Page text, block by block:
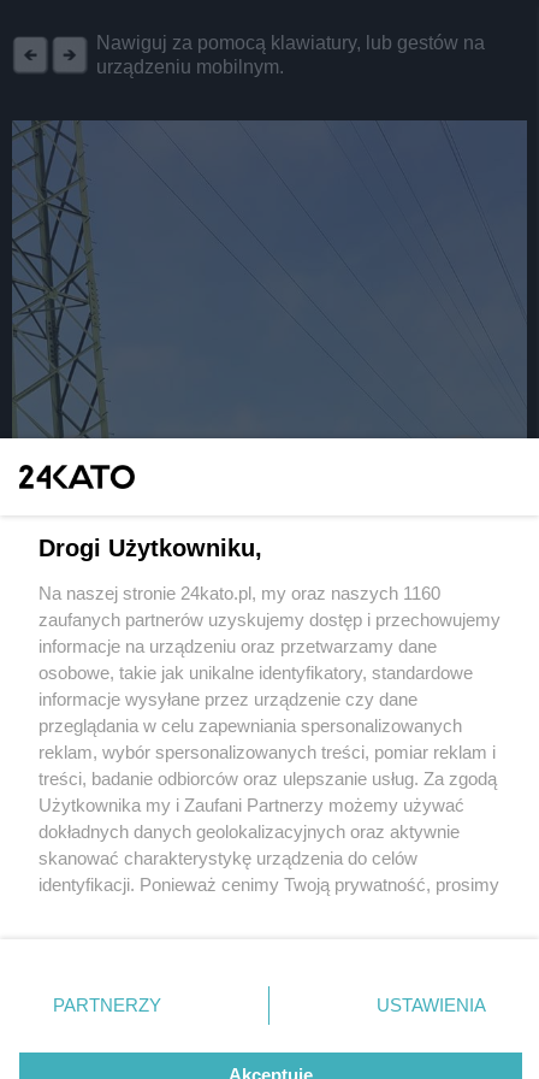
Nawiguj za pomocą klawiatury, lub gestów na
urządzeniu mobilnym.
Zderzenie bmw ze smartem na ul. Bażantów w
Katowicach. Dwie osoby poszkodowane, w tym 6-
Wydawca mediów lokalnych
Nie zapomnij
zapoznać się z:
polityką prywatności regulamin korzystania z portali
Twojemiasto
Piekary Śląskie
Chorzów
Tarnowskie Góry
Gliwice
Skontakuj sięz nami
Kontakt
Wydawca
Redakcja
Drogi Użytkowniku,
Na naszej stronie 24kato.pl, my oraz naszych 1160
zaufanych partnerów uzyskujemy dostęp i przechowujemy
informacje na urządzeniu oraz przetwarzamy dane
osobowe, takie jak unikalne identyfikatory, standardowe
informacje wysyłane przez urządzenie czy dane
przeglądania w celu zapewniania spersonalizowanych
reklam, wybór spersonalizowanych treści, pomiar reklam i
treści, badanie odbiorców oraz ulepszanie usług. Za zgodą
Użytkownika my i Zaufani Partnerzy możemy używać
dokładnych danych geolokalizacyjnych oraz aktywnie
skanować charakterystykę urządzenia do celów
identyfikacji. Ponieważ cenimy Twoją prywatność, prosimy
prywatności znajdujący się w lewym dolnym rogu strony
. Niektóre rodzaje przetwarzania danych nie wymagają
zgody użytkownika, ale masz prawo sprzeciwić się
takiemu przetwarzaniu. Preferencje będą miały
PARTNERZY USTAWIENIA
Akceptuję